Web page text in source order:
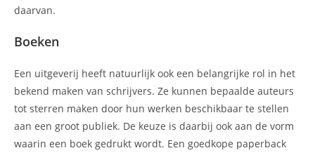
daarvan.
Boeken
Een uitgeverij heeft natuurlijk ook een belangrijke rol in het
bekend maken van schrijvers. Ze kunnen bepaalde auteurs
tot sterren maken door hun werken beschikbaar te stellen
aan een groot publiek. De keuze is daarbij ook aan de vorm
waarin een boek gedrukt wordt. Een goedkope paperback